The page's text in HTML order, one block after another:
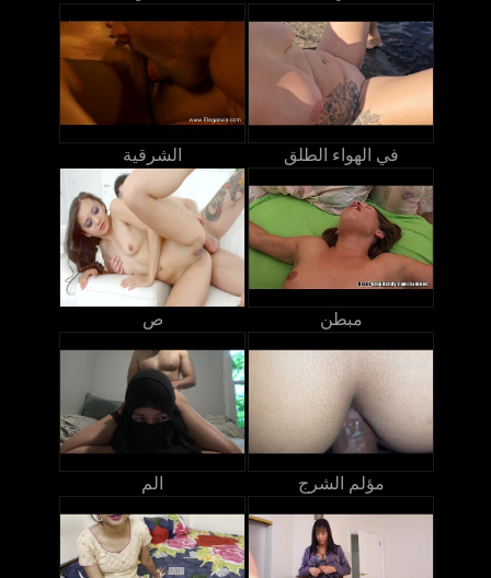
الشرقية في الهواء الطلق
ص مبطن
الم مؤلم الشرج